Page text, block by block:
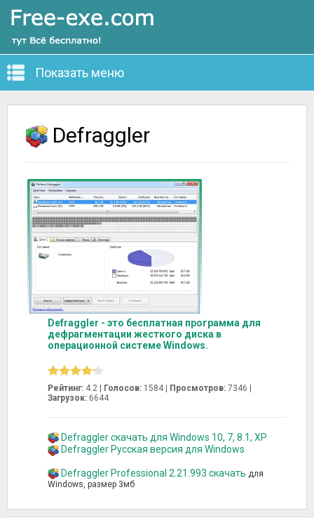
Показать меню
Defraggler
Defraggler - это бесплатная программа для
дефрагментации жесткого диска в
операционной системе Windows.
Рейтинг: 4.2 | Голосов: 1584 Просмотров: 7346 |
Загрузок: 6644
Defraggler скачать для Windows 10, 7, 8.1, XP
Defraggler Русская версия для Windows
Defraggler Professional 2.21.993 скачать для
Windows, размер 3мб